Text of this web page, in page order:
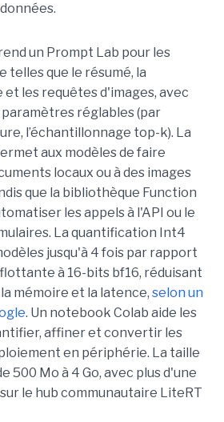
un Prompt Lab pour les
telles que le résumé, la
les requêtes d'images, avec
réglables (par
l’échantillonnage top-k). La
aux modèles de faire
locaux ou à des images
que la bibliothèque Function
les appels à l'API ou le
La quantification Int4
jusqu'à 4 fois par rapport
à 16-bits bf16, réduisant
mémoire et la latence, selon un
. Un notebook Colab aide les
affiner et convertir les
en périphérie. La taille
500 Mo à 4 Go, avec plus d'une
le hub communautaire LiteRT